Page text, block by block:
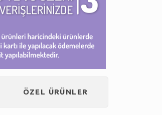
ÖZEL ÜRÜNLER